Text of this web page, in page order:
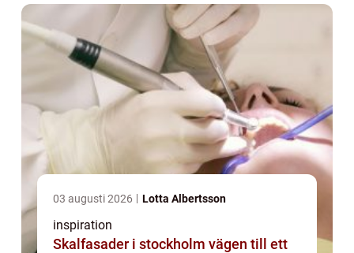
03 augusti 2026 Lotta Albertsson
inspiration
Skalfasader i stockholm vägen till ett